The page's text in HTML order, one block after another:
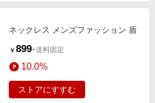
ネックレス メンズファッション 盾
￥ 899+送料固定
10.0%
ストアにすすむ